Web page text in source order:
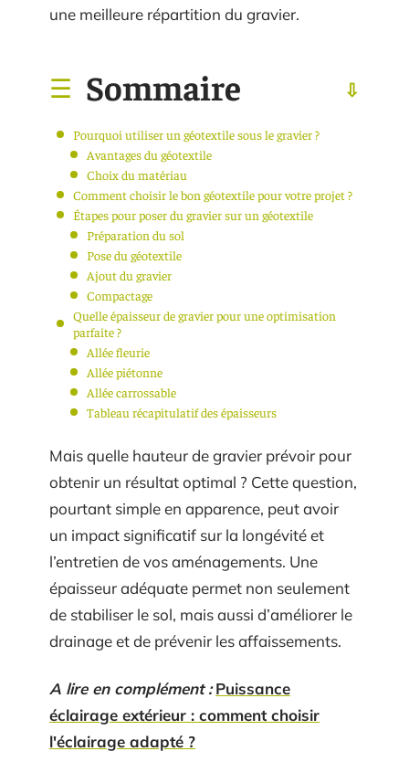
une meilleure répartition du gravier.
Sommaire
Pourquoi utiliser un géotextile sous le gravier ?
Avantages du géotextile
Choix du matériau
Comment choisir le bon géotextile pour votre projet ?
Étapes pour poser du gravier sur un géotextile
Préparation du sol
Pose du géotextile
Ajout du gravier
Compactage
Quelle épaisseur de gravier pour une optimisation
parfaite ?
Allée fleurie
Allée piétonne
Allée carrossable
Tableau récapitulatif des épaisseurs
Mais quelle hauteur de gravier prévoir pour
obtenir un résultat optimal ? Cette question,
pourtant simple en apparence, peut avoir
un impact significatif sur la longévité et
l’entretien de vos aménagements. Une
épaisseur adéquate permet non seulement
de stabiliser le sol, mais aussi d’améliorer le
drainage et de prévenir les affaissements.
A lire en complément : Puissance
éclairage extérieur : comment choisir
l'éclairage adapté ?